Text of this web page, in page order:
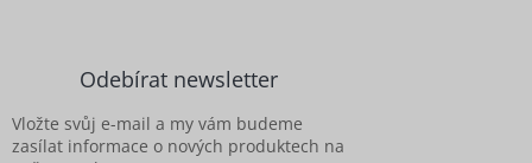
Odebírat newsletter
Vložte svůj e-mail a my vám budeme
zasílat informace o nových produktech na